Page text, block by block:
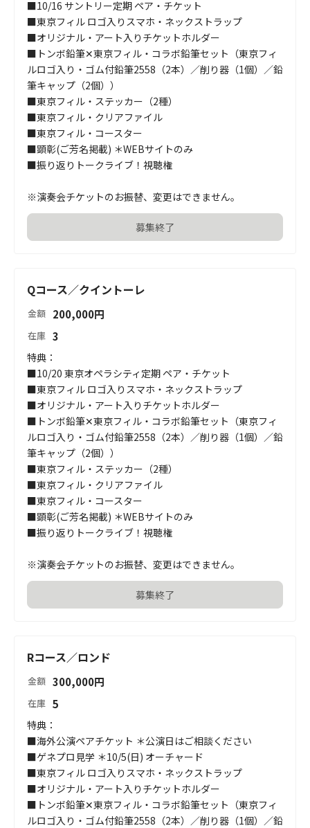
■10/16 サントリー定期 ペア・チケット
■東京フィル ロゴ入りスマホ・ネックストラップ
■オリジナル・アート入りチケットホルダー
■トンボ鉛筆✕東京フィル・コラボ鉛筆セット（東京フィ
ルロゴ入り・ゴム付鉛筆2558（2本）／削り器（1個）／鉛
筆キャップ（2個））
■東京フィル・ステッカー（2種）
■東京フィル・クリアファイル
■東京フィル・コースター
■顕彰(ご芳名掲載) ＊WEBサイトのみ
■振り返りトークライブ！視聴権
※演奏会チケットのお振替、変更はできません。
募集終了
Qコース／クイントーレ
金額 200,000円
在庫 3
特典：
■10/20 東京オペラシティ定期 ペア・チケット
■東京フィル ロゴ入りスマホ・ネックストラップ
■オリジナル・アート入りチケットホルダー
■トンボ鉛筆✕東京フィル・コラボ鉛筆セット（東京フィ
ルロゴ入り・ゴム付鉛筆2558（2本）／削り器（1個）／鉛
筆キャップ（2個））
■東京フィル・ステッカー（2種）
■東京フィル・クリアファイル
■東京フィル・コースター
■顕彰(ご芳名掲載) ＊WEBサイトのみ
■振り返りトークライブ！視聴権
※演奏会チケットのお振替、変更はできません。
募集終了
Rコース／ロンド
金額 300,000円
在庫 5
特典：
■海外公演ペアチケット ＊公演日はご相談ください
■ゲネプロ見学 ＊10/5(日) オーチャード
■東京フィル ロゴ入りスマホ・ネックストラップ
■オリジナル・アート入りチケットホルダー
■トンボ鉛筆✕東京フィル・コラボ鉛筆セット（東京フィ
ルロゴ入り・ゴム付鉛筆2558（2本）／削り器（1個）／鉛